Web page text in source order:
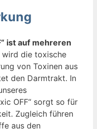
ist auf mehreren
wird die toxische
von Toxinen aus
den Darmtrakt. In
OFF“ sorgt so für
Zugleich führen
aus den